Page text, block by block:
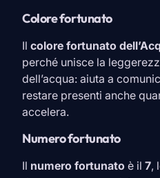
Colore fortunato
Il colore fortunato dell’
perché unisce la
dell’acqua: aiuta a
restare presenti anche
accelera.
Numero fortunato
Il numero fortunato è il 7,